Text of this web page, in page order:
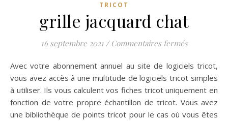
TRICOT
grille jacquard chat
16 septembre 2021 / Commentaires ferméssur grille
Avec votre abonnement annuel au site de logiciels tricot,
vous avez accès à une multitude de logiciels tricot simples
à utiliser. Ils vous calculent vos fiches tricot uniquement en
fonction de votre propre échantillon de tricot. Vous avez
une bibliothèque de points tricot pour le cas où vous êtes